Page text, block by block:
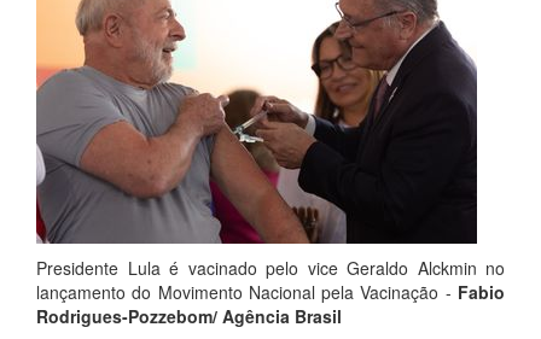
Presidente Lula é vacinado pelo vice Geraldo Alckmin no
lançamento do Movimento Nacional pela Vacinação - Fabio
Rodrigues-Pozzebom/ Agência Brasil